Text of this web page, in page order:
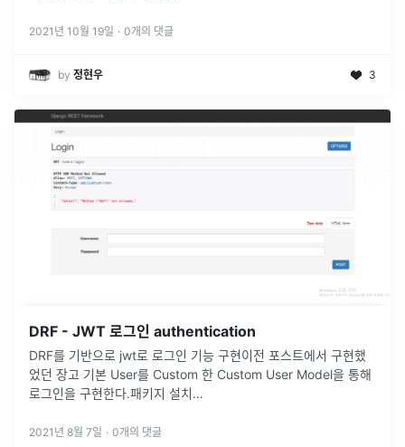
2021년 10월 19일 · 0개의 댓글
by 정현우 3
DRF - JWT 로그인 authentication
DRF를 기반으로 jwt로 로그인 기능 구현이전 포스트에서 구현했
었던 장고 기본 User를 Custom 한 Custom User Model을 통해
로그인을 구현한다.패키지 설치
2021년 8월 7일 · 0개의 댓글